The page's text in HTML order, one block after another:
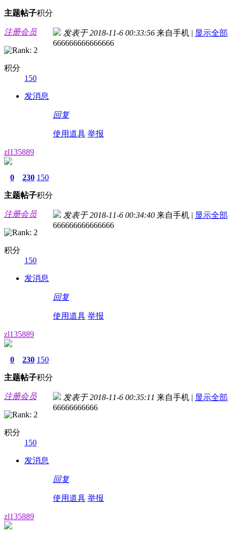
主题帖子积分
注册会员
积分
150
发消息
发表于 2018-11-6 00:33:56 来自手机 | 显示全
666666666666666
回复
使用道具 举报
zl135889
0
主题
230
帖子
150
积分
注册会员
积分
150
发消息
发表于 2018-11-6 00:34:40 来自手机 | 显示全
666666666666666
回复
使用道具 举报
zl135889
0
主题
230
帖子
150
积分
注册会员
积分
150
发消息
发表于 2018-11-6 00:35:11 来自手机 | 显示全
66666666666
回复
使用道具 举报
zl135889